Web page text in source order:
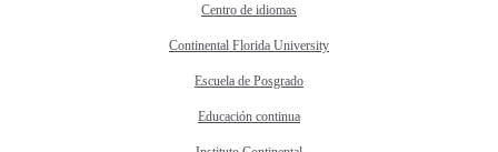
Centro de idiomas
Continental Florida University
Escuela de Posgrado
Educación continua